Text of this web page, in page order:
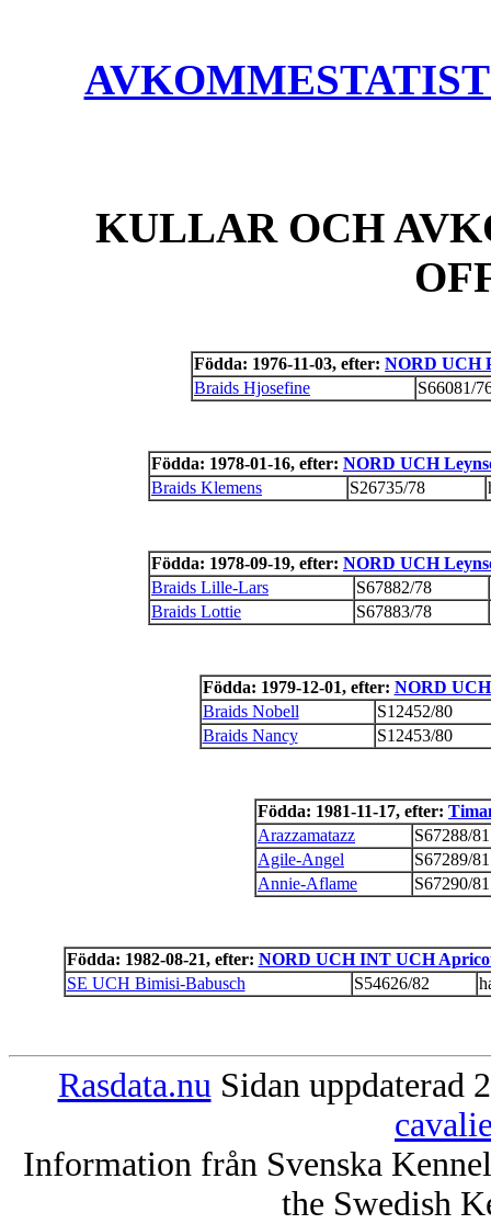
KULLAR OCH
Födda: 1976-11-03, efter: NORD UCH
Braids Hjosefine
S66081/
Födda: 1978-01-16, efter: NORD UCH
Braids Klemens
S26735/78
Födda: 1978-09-19, efter: NORD UCH
Braids Lille-Lars
S67882/78
Braids Lottie
S67883/78
Födda: 1979-12-01, efter: NORD
Braids Nobell
S12452/80
Braids Nancy
S12453/80
Födda: 1981-11-17, efter:
Arazzamatazz
S67288/81
Agile-Angel
S67289/81
Annie-Aflame
S67290/81
Födda: 1982-08-21, efter: NORD UCH INT UCH
SE UCH Bimisi-Babusch
S54626/82
Rasdata.nu Sidan uppdaterad
Information från Svenska
the Swedish